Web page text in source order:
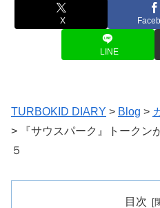
X
LINE
TURBOKID DIARY > Blog >
>
『サウスパーク』トークン
５
目次